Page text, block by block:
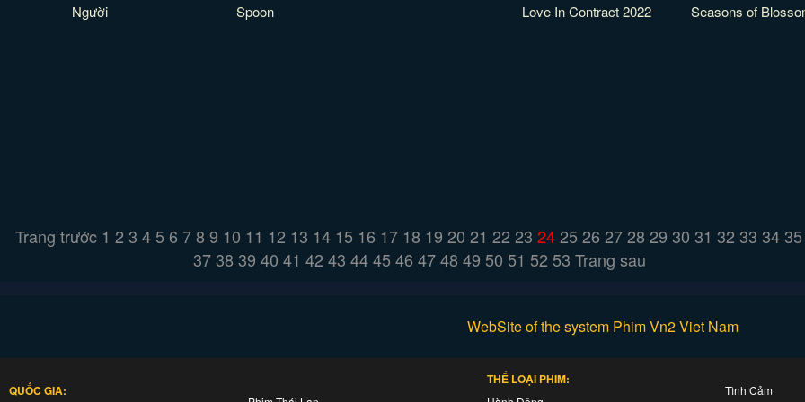
Người
Spoon
Love In Contract 2022
Seasons of
Trang trước 1 2 3 4 5 6 7 8 9 10 11 12 13 14 15 16 17 18 19 20 21 22 23 24 25 26 27 28 29 30 31 32 33 34 35
3738 39 40 41 42 43 444546 4748 49 50 51 52 53 Trang sau
WebSite of the system Phim Vn2 Viet Nam
QUỐC GIA:
THỂ LOẠI PHIM:
Tình Cảm